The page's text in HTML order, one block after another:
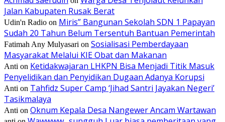
Jalan Kabupaten Rusak Berat
Udin'n Radio on Miris” Bangunan Sekolah SDN 1 Papayan
Sudah 20 Tahun Belum Tersentuh Bantuan Pemerintah
Fatimah Any Mulyasari on Sosialisasi Pemberdayaan
Masyarakat Melalui KIE Obat dan Makanan
Anti on Ketidakwajaran LHKPN Bisa Menjadi Titik Masuk
Penyelidikan dan Penyidikan Dugaan Adanya Korupsi
Anti on Tahfidz Super Camp ‘Jihad Santri Jayakan Negeri’
Tasikmalaya
Anti on Oknum Kepala Desa Nangewer Ancam Wartawan